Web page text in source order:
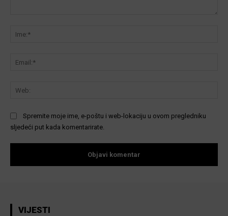
Spremite moje ime, e-poštu i web-lokaciju u ovom pregledniku
sljedeći put kada komentarirate.
VIJESTI